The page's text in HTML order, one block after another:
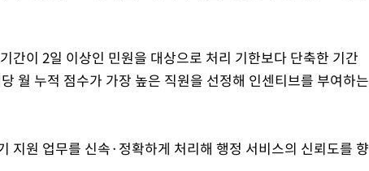
간이 2일 이상인 민원을 대상으로 처리 기한보다 단축한 기간
월 누적 점수가 가장 높은 직원을 선정해 인센티브를 부여하는
지원 업무를 신속·정확하게 처리해 행정 서비스의 신뢰도를 향